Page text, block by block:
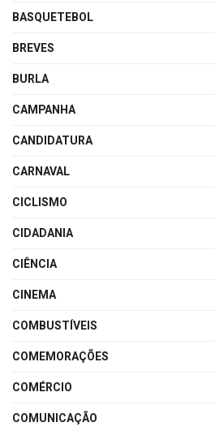
BASQUETEBOL
BREVES
BURLA
CAMPANHA
CANDIDATURA
CARNAVAL
CICLISMO
CIDADANIA
CIÊNCIA
CINEMA
COMBUSTÍVEIS
COMEMORAÇÕES
COMÉRCIO
COMUNICAÇÃO